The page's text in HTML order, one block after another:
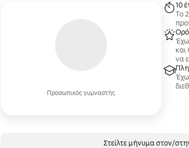
Προσωπικός γυμναστής
10
Το
Έχω
να
Έχω
Στείλτε μήνυμα στον/